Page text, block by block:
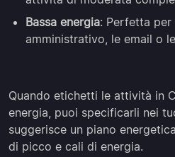
Bassa energia: Perfetta per
amministrativo, le email o
Quando etichetti le attività in
energia, puoi specificarli nei
suggerisce un piano
di picco e cali di energia.